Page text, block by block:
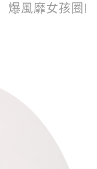
爆風靡女孩圈!